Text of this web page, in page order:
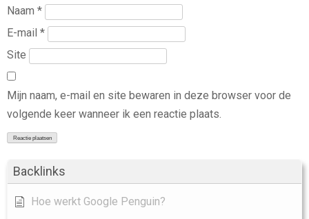
Backlinks
Hoe werkt Google Penguin?
Naam *
E-mail *
Site
Mijn naam, e-mail en site bewaren in deze browser voor de
volgende keer wanneer ik een reactie plaats.